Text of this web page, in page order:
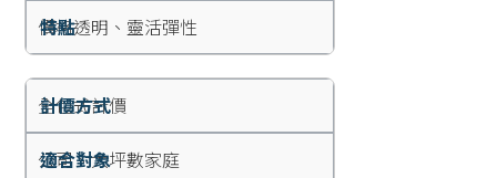
價格透明、靈活彈性
全包式計價
公司、大坪數家庭